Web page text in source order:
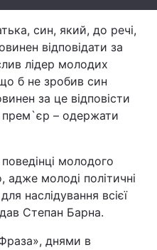
Погода
Регіони
Думки
Вакансії
син, який, до речі,
відповідати за
лідер молодих
б не зробив син
за це відповісти
прем`єр – одержати
молодого
адже молоді політичні
наслідування всієї
Степан Барна.
днями в